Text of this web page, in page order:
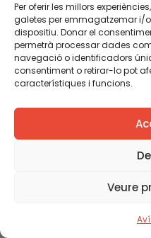
Per oferir les millors
galetes per emmagatzemar i/
dispositiu. Donar el
permetrà processar dades
navegació o identificadors
consentiment o retirar-lo pot
característiques i funcions.
Veure